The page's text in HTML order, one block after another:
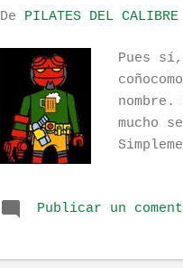
De PILATES DEL CALIBRE
Pues
mucho
sobre
Publicar un